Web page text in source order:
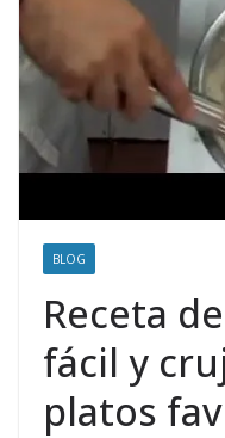
BLOG
Receta
fácil y
platos